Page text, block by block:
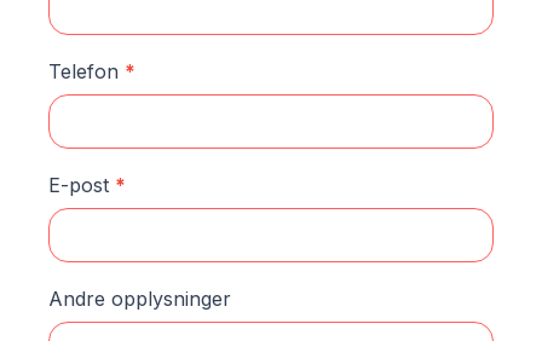
Telefon *
E-post *
Andre opplysninger